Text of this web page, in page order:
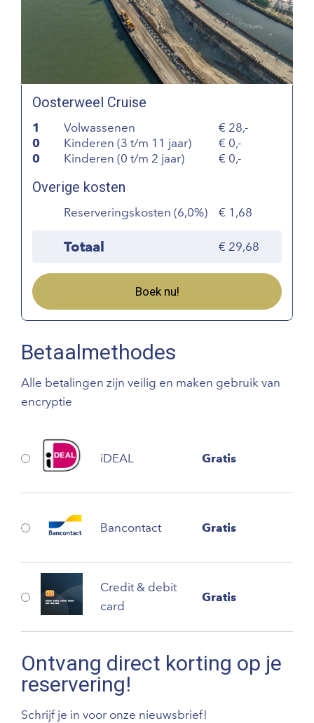
Oosterweel Cruise
1 Volwassenen
28,-
0
Kinderen (3 t/m 11 jaar)
0,-
0
Kinderen (0 t/m 2 jaar) 0,-
Overige kosten
Reserveringskosten (6,0%) 1,68
Totaal 29,68
Boek nu!
Betaalmethodes
Alle betalingen zijn veilig en maken gebruik van
encryptie
iDEAL Gratis
Bancontact Gratis
Credit & debit
card
Gratis
Ontvang direct korting op je
reservering!
Schrijf je in voor onze nieuwsbrief!